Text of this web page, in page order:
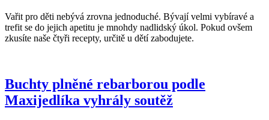
Vařit pro děti nebývá zrovna jednoduché. Bývají velmi vybíravé a
trefit se do jejich apetitu je mnohdy nadlidský úkol. Pokud ovšem
zkusíte naše čtyři recepty, určitě u dětí zabodujete.
Buchty plněné rebarborou podle
Maxijedlíka vyhrály soutěž